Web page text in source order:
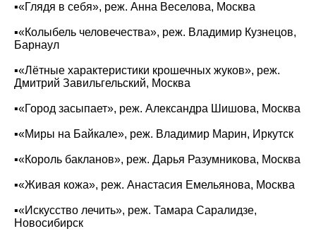
▪️«‎Глядя в себя», реж. Анна Веселова, Москва
▪️«‎Колыбель человечества»‎, реж. Владимир Кузнецов,
Барнаул
▪️«‎Лётные характеристики крошечных жуков», реж.
Дмитрий Завильгельский, Москва
▪️«Город засыпает‎», реж. Александра Шишова, Москва
▪️«‎Миры на Байкале», реж. Владимир Марин, Иркутск
▪️«‎Король бакланов», реж. Дарья Разумникова, Москва
▪️«‎Живая кожа», реж. Анастасия Емельянова, Москва
▪️«‎Искусство лечить», реж. Тамара Саралидзе,
Новосибирск